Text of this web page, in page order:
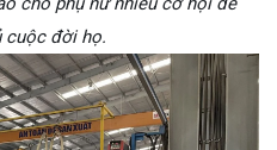
cuộc đời họ.